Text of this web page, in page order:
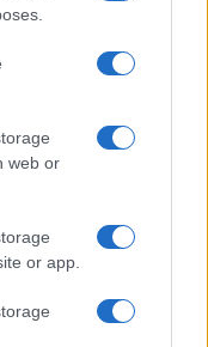
web or
or app.
avanzata
di riferimento
il Campo Base:
grande
accoglienza